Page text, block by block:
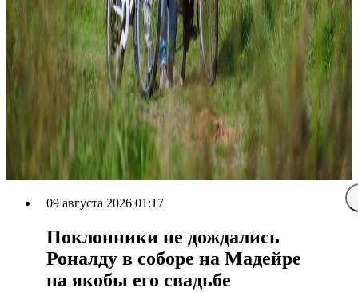
09 августа 2026 01:17
Поклонники не дождались
Роналду в соборе на Мадейре
на якобы его свадьбе